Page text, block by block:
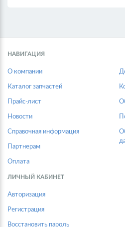
НАВИГАЦИЯ
О компании
Каталог запчастей
Прайс-лист
Новости
Справочная информация
Партнерам
Оплата
ЛИЧНЫЙ КАБИНЕТ
Авторизация
Регистрация
Восстановить пароль